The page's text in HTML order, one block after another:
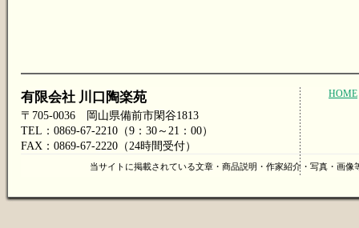
有限会社 川口陶楽苑
〒705-0036 岡山県備前市閑谷1813
TEL：0869-67-2210（9：30～21：00）
FAX：0869-67-2220（24時間受付）
HOME
当サイトに掲載されている文章・商品説明・作家紹介・写真・画